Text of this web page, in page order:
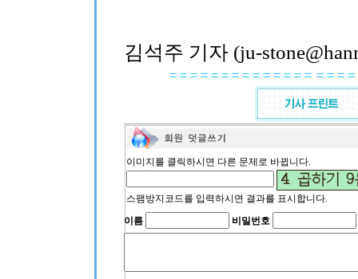
김석주 기자 (ju-
이미지를 클릭하시면 다른 문제로 바뀝니다.
스팸방지코드를 입력하시면 결과를 표시합니다.
이름
비밀번호